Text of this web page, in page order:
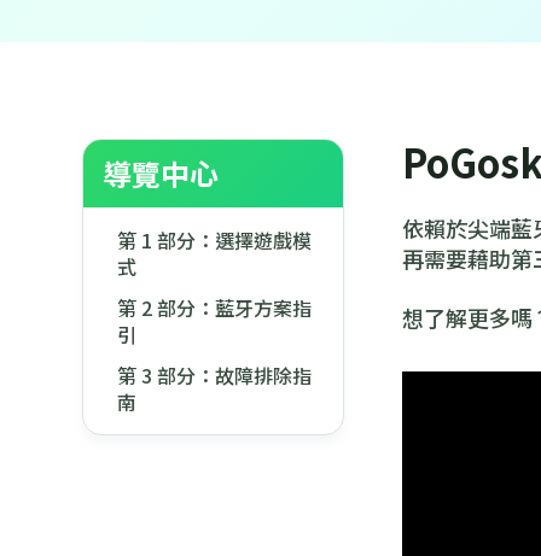
導覽中心
第 1 部分：選擇遊戲模
式
第 2 部分：藍牙方案指
引
第 3 部分：故障排除指
南
依賴於尖端
再需要藉助第
想了解更多